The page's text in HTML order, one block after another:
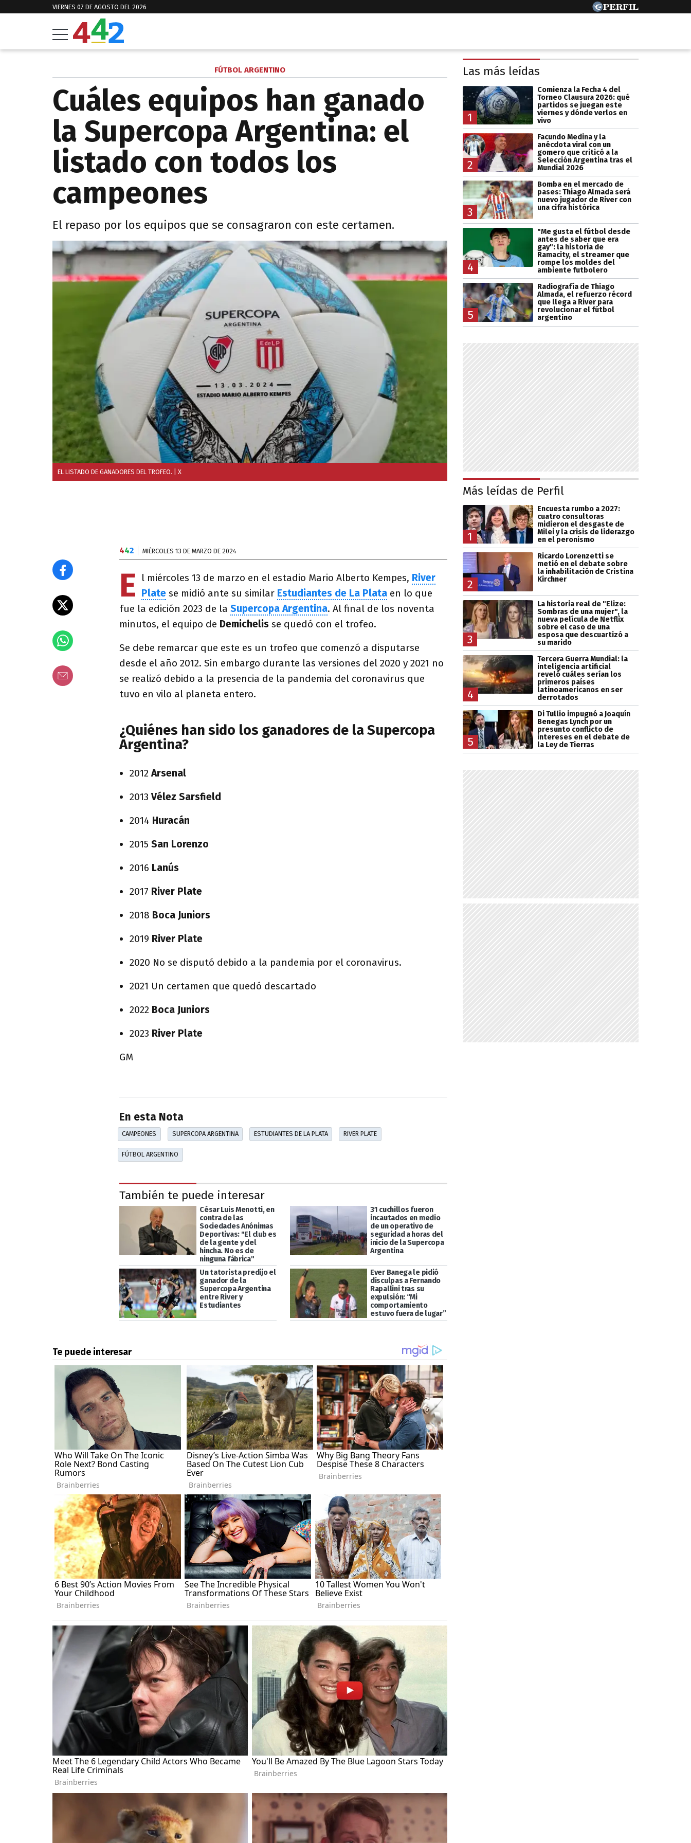
VIERNES 07 DE AGOSTO DEL 2026
FÚTBOL ARGENTINO
Cuáles equipos han ganado
la Supercopa Argentina: el
listado con todos los
campeones
El repaso por los equipos que se consagraron con este certamen.
EL LISTADO DE GANADORES DEL TROFEO. | X
442 MIÉRCOLES 13 DE MARZO DE 2024
E l miércoles 13 de marzo en el estadio Mario Alberto Kempes, River
Plate se midió ante su similar Estudiantes de La Plata en lo que
fue la edición 2023 de la Supercopa Argentina. Al final de los noventa
minutos, el equipo de Demichelis se quedó con el trofeo.
Se debe remarcar que este es un trofeo que comenzó a disputarse
desde el año 2012. Sin embargo durante las versiones del 2020 y 2021 no
se realizó debido a la presencia de la pandemia del coronavirus que
tuvo en vilo al planeta entero.
¿Quiénes han sido los ganadores de la Supercopa
Argentina?
2012Arsenal
2013Vélez Sarsfield
2014 Huracán
2015 San Lorenzo
2016 Lanús
2017 River Plate
2018 Boca Juniors
2019 River Plate
2020 No se disputó debido a la pandemia por el coronavirus.
2021 Un certamen que quedó descartado
2022 Boca Juniors
2023 River Plate
GM
En esta Nota
CAMPEONES SUPERCOPA ARGENTINA ESTUDIANTES DE LA PLATA RIVER PLATE
FÚTBOL ARGENTINO
También te puede interesar
César Luis Menotti, en
contra de las
Sociedades Anónimas
Deportivas: "El club es
de la gente y del
hincha. No es de
ninguna fábrica"
31 cuchillos fueron
incautados en medio
de un operativo de
seguridad a horas del
inicio de la Supercopa
Argentina
Un tatorista predijo el
ganador de la
Supercopa Argentina
entre River y
Estudiantes
Ever Banega le pidió
disculpas a Fernando
Rapallini tras su
expulsión: “Mi
comportamiento
estuvo fuera de lugar”
Las más leídas
1
Comienza la Fecha 4 del
Torneo Clausura 2026: qué
partidos se juegan este
viernes y dónde verlos en
vivo
2
Facundo Medina y la
anécdota viral con un
gomero que criticó a la
Selección Argentina tras el
Mundial 2026
3
Bomba en el mercado de
pases: Thiago Almada será
nuevo jugador de River con
una cifra histórica
4
"Me gusta el fútbol desde
antes de saber que era
gay": la historia de
Ramacity, el streamer que
rompe los moldes del
ambiente futbolero
5
Radiografía de Thiago
Almada, el refuerzo récord
que llega a River para
revolucionar el fútbol
argentino
Más leídas de Perfil
1
Encuesta rumbo a 2027:
cuatro consultoras
midieron el desgaste de
Milei y la crisis de liderazgo
en el peronismo
2
Ricardo Lorenzetti se
metió en el debate sobre
la inhabilitación de Cristina
Kirchner
3
La historia real de "Elize:
Sombras de una mujer", la
nueva película de Netflix
sobre el caso de una
esposa que descuartizó a
su marido
4
Tercera Guerra Mundial: la
inteligencia artificial
reveló cuáles serían los
primeros países
latinoamericanos en ser
derrotados
5
Di Tullio impugnó a Joaquín
Benegas Lynch por un
presunto conflicto de
intereses en el debate de
la Ley de Tierras